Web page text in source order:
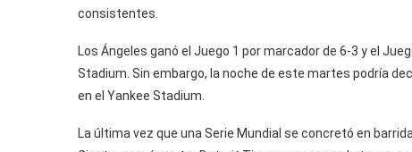
consistentes.
Los Ángeles ganó el Juego 1 por marcador de 6-3 y el
Stadium. Sin embargo, la noche de este martes podría
en el Yankee Stadium.
La última vez que una Serie Mundial se concretó en